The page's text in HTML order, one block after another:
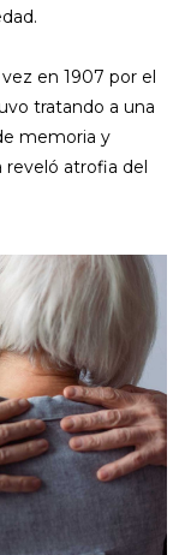
en 1907 por el
tratando a una
memoria y
reveló atrofia del